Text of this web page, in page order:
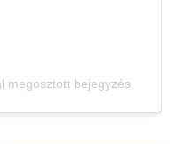
megosztott bejegyzés